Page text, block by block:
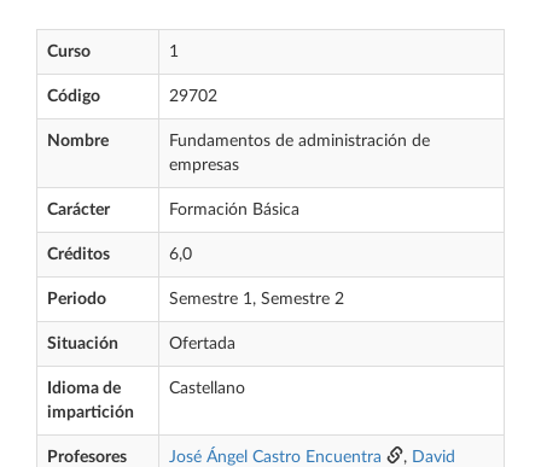
Curso 1
Código 29702
Nombre
Fundamentos de administración de
empresas
Carácter Formación Básica
Créditos 6,0
Periodo Semestre 1, Semestre 2
Situación Ofertada
Idioma de
impartición
Castellano
Profesores José Ángel Castro Encuentra , David